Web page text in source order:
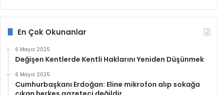
En Çok Okunanlar
6 Mayıs 2025
Değişen Kentlerde Kentli Haklarını Yeniden Düşünmek
6 Mayıs 2025
Cumhurbaşkanı Erdoğan: Eline mikrofon alıp sokağa